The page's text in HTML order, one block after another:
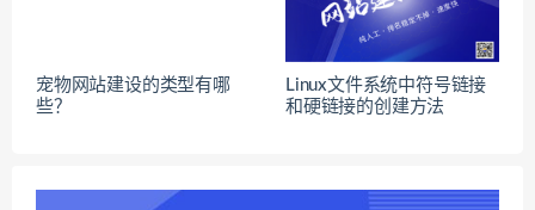
宠物网站建设的类型有哪
些？
Linux文件系统中符号链接
和硬链接的创建方法